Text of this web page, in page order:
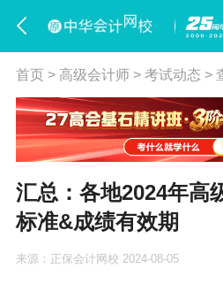
首页> 高级会计师> 考试动态 >
汇总：各地2024年高
标准&成绩有效期
来源： 正保会计网校 2024-08-05